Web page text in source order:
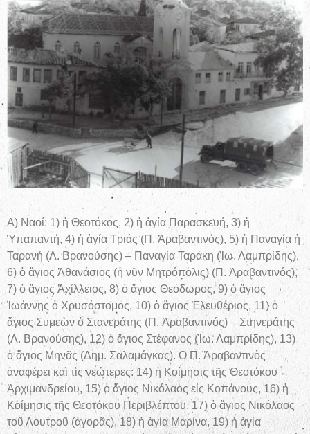
Α) Ναοί: 1) ἡ Θεοτόκος, 2) ἡ ἁγία Παρασκευή, 3) ἡ
Ὑπαπαντή, 4) ἡ ἁγία Τριάς (Π. Ἀραβαντινός), 5) ἡ Παναγία ἡ
Ταρανή (Λ. Βρανούσης) – Παναγία Ταράκη (Ἰω. Λαμπρίδης),
6) ὁ ἅγιος Ἀθανάσιος (ἡ νῦν Μητρόπολις) (Π. Ἀραβαντινός),
7) ὁ ἅγιος Ἀχίλλειος, 8) ὁ ἅγιος Θεόδωρος, 9) ὁ ἅγιος
Ἰωάννης ὁ Χρυσόστομος, 10) ὁ ἅγιος Ἐλευθέριος, 11) ὁ
ἅγιος Συμεὼν ὁ Στανεράτης (Π. Ἀραβαντινός) – Στηνεράτης
(Λ. Βρανούσης), 12) ὁ ἅγιος Στέφανος (Ἰω. Λαμπρίδης), 13)
ὁ ἅγιος Μηνᾶς (Δημ. Σαλαμάγκας). Ο Π. Ἀραβαντινὸς
ἀναφέρει καὶ τὶς νεώτερες: 14) ἡ Κοίμησις τῆς Θεοτόκου
Ἀρχιμανδρείου, 15) ὁ ἅγιος Νικόλαος εἰς Κοπάνους, 16) ἡ
Κοίμησις τῆς Θεοτόκου Περιβλέπτου, 17) ὁ ἅγιος Νικόλαος
τοῦ Λουτροῦ (ἀγορᾶς), 18) ἡ ἁγία Μαρίνα, 19) ἡ ἁγία